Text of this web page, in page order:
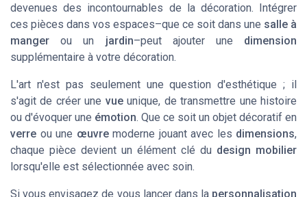
devenues des incontournables de la décoration. Intégrer
ces pièces dans vos espaces–que ce soit dans une salle à
manger ou un jardin–peut ajouter une dimension
supplémentaire à votre décoration.
L'art n'est pas seulement une question d'esthétique ; il
s'agit de créer une vueunique, de transmettre une histoire
ou d'évoquer une émotion. Que ce soit un objet décoratif en
verre ou une œuvremoderne jouant avec les dimensions,
chaque pièce devient un élément clé du design mobilier
lorsqu'elle est sélectionnée avec soin.
Si vous envisagez de vous lancer dans la personnalisation